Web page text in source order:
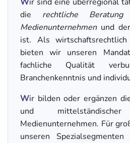
die rechtliche Beratung
Medienunternehmenund
ist. Als wirtschaftsrechtlich
bieten wir unseren
fachliche Qualität
Branchenkenntnis und
Wir bilden oder ergänzen
und
Medienunternehmen. Für
unseren